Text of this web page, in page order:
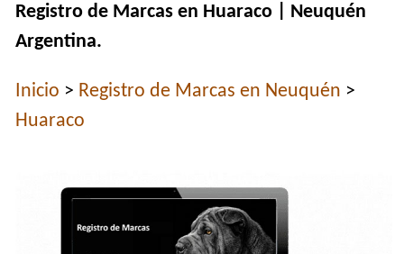
Registro de Marcas en Huaraco | Neuquén
Argentina.
Inicio > Registro de Marcas en Neuquén >
Huaraco